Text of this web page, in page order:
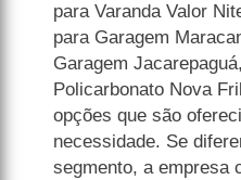
para Varanda Valor
para Garagem
Garagem
Policarbonato Nova
opções que são
necessidade. Se
segmento, a empresa